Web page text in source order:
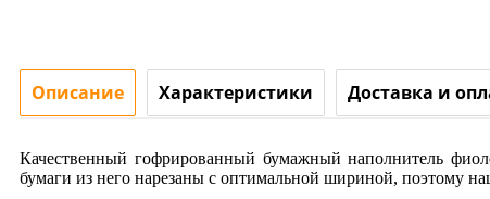
Описание Характеристики Доставка и
Качественный гофрированный бумажный наполнитель
бумаги из него нарезаны с оптимальной шириной, поэтому